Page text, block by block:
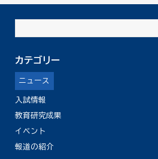
カテゴリー
ニュース
入試情報
教育研究成果
イベント
報道の紹介